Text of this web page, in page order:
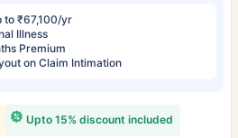
to ₹67,100/yr
Illness
Premium
on Claim Intimation
Upto 15% discount included